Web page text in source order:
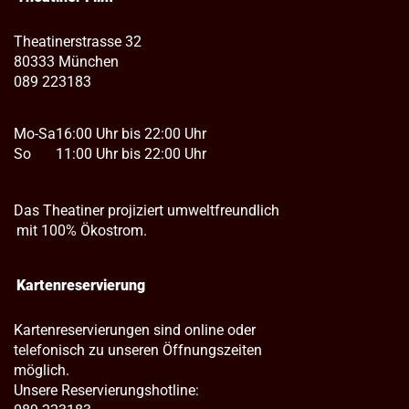
Theatinerstrasse 32
80333 München
089 223183
Mo-Sa
So
16:00 Uhr bis 22:00 Uhr
11:00 Uhr bis 22:00 Uhr
Das Theatiner projiziert umweltfreundlich
mit 100% Ökostrom.
Kartenreservierung
Kartenreservierungen sind online oder
telefonisch zu unseren Öffnungszeiten
möglich.
Unsere Reservierungshotline: